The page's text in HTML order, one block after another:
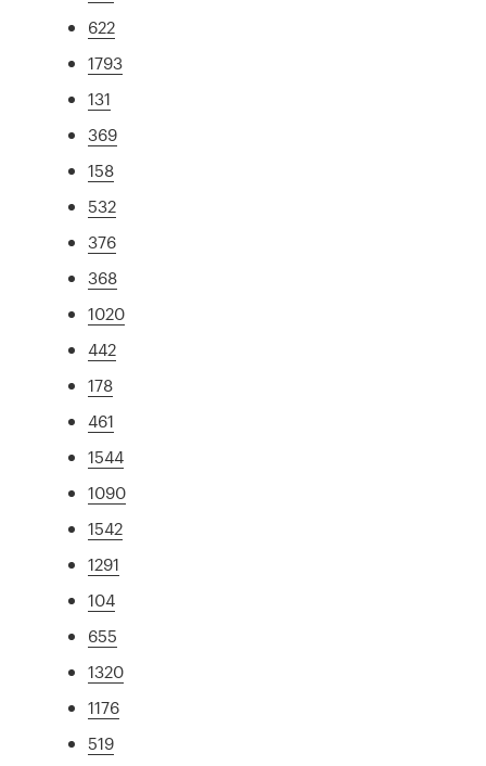
622
1793
131
369
158
532
376
368
1020
442
178
461
1544
1090
1542
1291
104
655
1320
1176
519